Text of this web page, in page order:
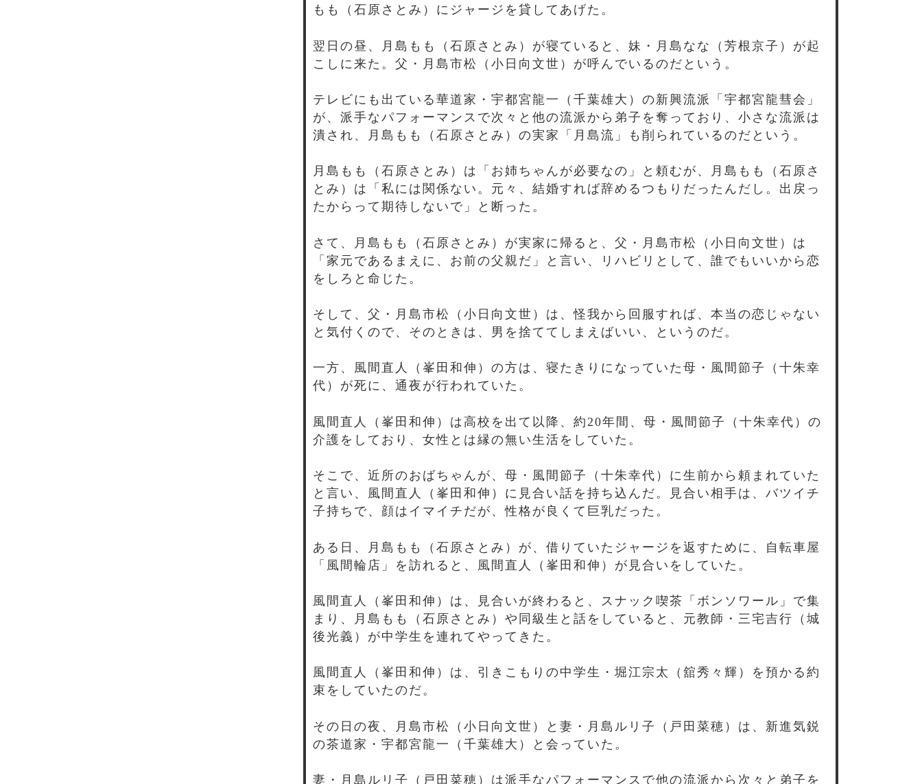
もも（石原さとみ）にジャージを貸してあげた。
翌日の昼、月島もも（石原さとみ）が寝ていると、妹・月島なな（芳根京子）が起
こしに来た。父・月島市松（小日向文世）が呼んでいるのだという。
テレビにも出ている華道家・宇都宮龍一（千葉雄大）の新興流派「宇都宮龍彗会」
が、派手なパフォーマンスで次々と他の流派から弟子を奪っており、小さな流派は
潰され、月島もも（石原さとみ）の実家「月島流」も削られているのだという。
月島もも（石原さとみ）は「お姉ちゃんが必要なの」と頼むが、月島もも（石原さ
とみ）は「私には関係ない。元々、結婚すれば辞めるつもりだったんだし。出戻っ
たからって期待しないで」と断った。
さて、月島もも（石原さとみ）が実家に帰ると、父・月島市松（小日向文世）は
「家元であるまえに、お前の父親だ」と言い、リハビリとして、誰でもいいから恋
をしろと命じた。
そして、父・月島市松（小日向文世）は、怪我から回服すれば、本当の恋じゃない
と気付くので、そのときは、男を捨ててしまえばいい、というのだ。
一方、風間直人（峯田和伸）の方は、寝たきりになっていた母・風間節子（十朱幸
代）が死に、通夜が行われていた。
風間直人（峯田和伸）は高校を出て以降、約20年間、母・風間節子（十朱幸代）の
介護をしており、女性とは縁の無い生活をしていた。
そこで、近所のおばちゃんが、母・風間節子（十朱幸代）に生前から頼まれていた
と言い、風間直人（峯田和伸）に見合い話を持ち込んだ。見合い相手は、バツイチ
子持ちで、顔はイマイチだが、性格が良くて巨乳だった。
ある日、月島もも（石原さとみ）が、借りていたジャージを返すために、自転車屋
「風間輪店」を訪れると、風間直人（峯田和伸）が見合いをしていた。
風間直人（峯田和伸）は、見合いが終わると、スナック喫茶「ボンソワール」で集
まり、月島もも（石原さとみ）や同級生と話をしていると、元教師・三宅吉行（城
後光義）が中学生を連れてやってきた。
風間直人（峯田和伸）は、引きこもりの中学生・堀江宗太（舘秀々輝）を預かる約
束をしていたのだ。
その日の夜、月島市松（小日向文世）と妻・月島ルリ子（戸田菜穂）は、新進気鋭
の茶道家・宇都宮龍一（千葉雄大）と会っていた。
妻・月島ルリ子（戸田菜穂）は派手なパフォーマンスで他の流派から次々と弟子を